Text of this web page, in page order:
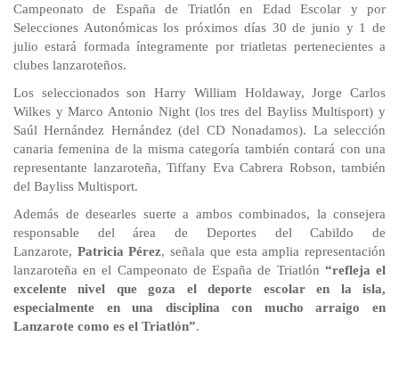
Campeonato de España de Triatlón en Edad Escolar y por
Selecciones Autonómicas los próximos días 30 de junio y 1 de
julio estará formada íntegramente por triatletas pertenecientes a
clubes lanzaroteños.
Los seleccionados son Harry William Holdaway, Jorge Carlos
Wilkes y Marco Antonio Night (los tres del Bayliss Multisport) y
Saúl Hernández Hernández (del CD Nonadamos). La selección
canaria femenina de la misma categoría también contará con una
representante lanzaroteña, Tiffany Eva Cabrera Robson, también
del Bayliss Multisport.
Además de desearles suerte a ambos combinados, la consejera
responsable del área de Deportes del Cabildo de
Lanzarote, Patricia Pérez, señala que esta amplia representación
lanzaroteña en el Campeonato de España de Triatlón “refleja el
excelente nivel que goza el deporte escolar en la isla,
especialmente en una disciplina con mucho arraigo en
Lanzarote como es el Triatlón”.